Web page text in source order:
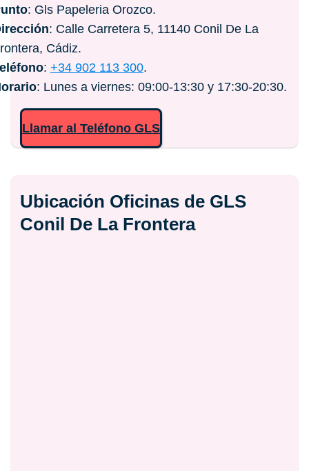
: Gls Papeleria Orozco.
: Calle Carretera 5, 11140 Conil De La
Cádiz.
: +34 902 113 300.
: Lunes a viernes: 09:00-13:30 y 17:30-20:30.
Llamar al Teléfono GLS
Ubicación Oficinas de GLS
Conil De La Frontera